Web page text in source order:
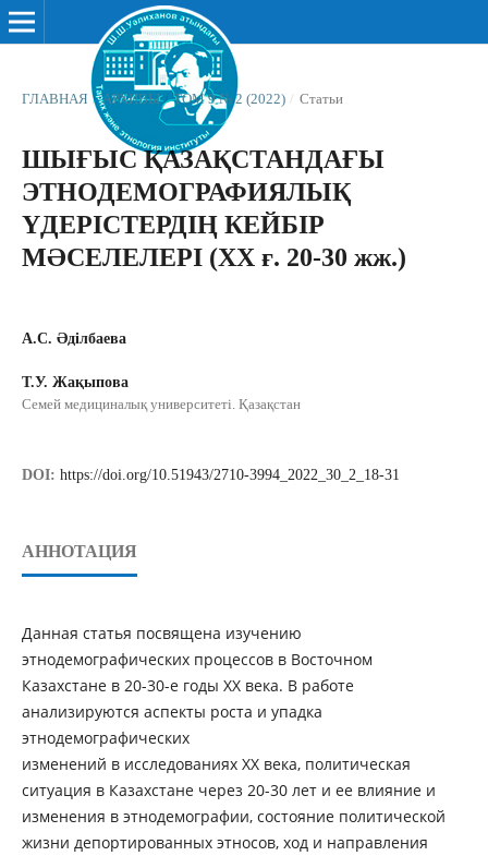
ГЛАВНАЯ / АРХИВЫ / ТОМ 9 № 2 (2022) / Статьи
ШЫҒЫС ҚАЗАҚСТАНДАҒЫ
ЭТНОДЕМОГРАФИЯЛЫҚ
ҮДЕРІСТЕРДІҢ КЕЙБІР
МӘСЕЛЕЛЕРІ (ХХ ғ. 20-30 жж.)
А.С. Әділбаева
Т.У. Жақыпова
Семей медициналық университеті. Қазақстан
DOI: https://doi.org/10.51943/2710-3994_2022_30_2_18-31
АННОТАЦИЯ
Данная статья посвящена изучению
этнодемографических процессов в Восточном
Казахстане в 20-30-е годы ХХ века. В работе
анализируются аспекты роста и упадка
этнодемографических
изменений в исследованиях ХХ века, политическая
ситуация в Казахстане через 20-30 лет и ее влияние и
изменения в этнодемографии, состояние политической
жизни депортированных этносов, ход и направления